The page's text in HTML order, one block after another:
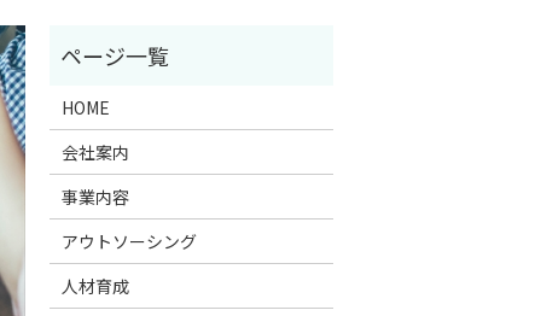
HOME
会社案内
事業内容
アウトソーシング
人材育成